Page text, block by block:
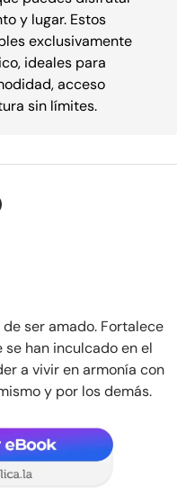
y lugar. Estos
exclusivamente
ideales para
acceso
sin límites.
ser amado. Fortalece
han inculcado en el
a vivir en armonía con
y por los demás.